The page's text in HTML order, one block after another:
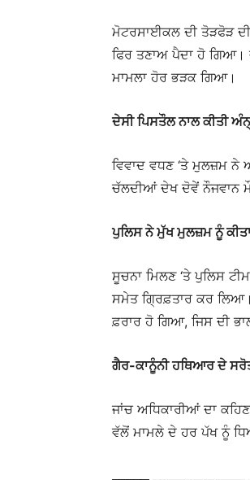
ਮੋਟਰਸਾਈਕਲ ਦੀ ਤੋੜਫੋੜ
ਫਿਰ ਤਣਾਅ ਪੈਦਾ ਹੋ
ਮਾਮਲਾ ਹੋਰ ਭੜਕ ਗਿਆ।
ਦੇਸੀ ਪਿਸਤੌਲ ਨਾਲ ਕੀਤੀ
ਵਿਵਾਦ ਵਧਣ ‘ਤੇ ਮੁਲਜ਼ਮ
ਚੱਲਦੀਆਂ ਦੇਖ ਦੋਵੇਂ ਨੌਜਵਾਨ
ਪੁਲਿਸ ਨੇ ਮੁੱਖ ਮੁਲਜ਼ਮ ਨੂੰ
ਸੂਚਨਾ ਮਿਲਣ ‘ਤੇ ਪੁਲਿਸ
ਸਮੇਤ ਗ੍ਰਿਫ਼ਤਾਰ ਕਰ
ਫ਼ਰਾਰ ਹੋ ਗਿਆ, ਜਿਸ ਦੀ
ਗੈਰ-ਕਾਨੂੰਨੀ ਹਥਿਆਰ ਦੇ
ਜਾਂਚ ਅਧਿਕਾਰੀਆਂ ਦਾ
ਵੱਲੋਂ ਮਾਮਲੇ ਦੇ ਹਰ ਪੱਖ ਨੂੰ